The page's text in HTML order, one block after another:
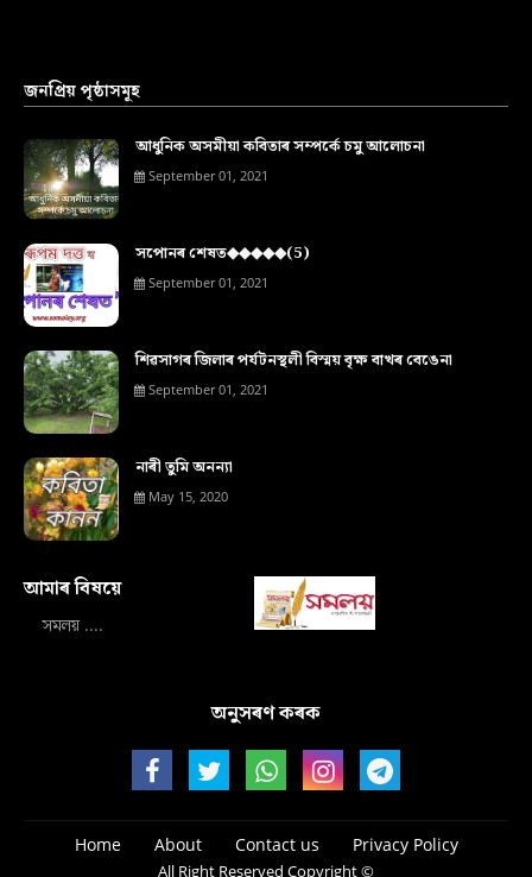
জনপ্ৰিয় পৃষ্ঠাসমূহ
আধুনিক অসমীয়া কবিতাৰ সম্পৰ্কে চমু আলোচনা
September 01, 2021
সপোনৰ শেষত◆◆◆◆◆(5)
September 01, 2021
শিৱসাগৰ জিলাৰ পৰ্যটনস্থলী বিস্ময় বৃক্ষ বাখৰ বেঙেনা
September 01, 2021
নাৰী তুমি অনন্যা
May 15, 2020
আমাৰ বিষয়ে‍
সমলয় ....
অনুসৰণ কৰক
Home About Contact us Privacy Policy
All Right Reserved Copyright ©